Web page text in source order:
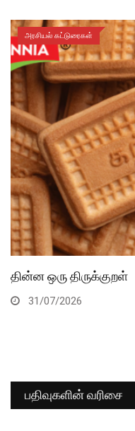
அரசியல் கட்டுரைகள்
தின்ன ஒரு திருக்குறள்
31/07/2026
பதிவுகளின் வரிசை